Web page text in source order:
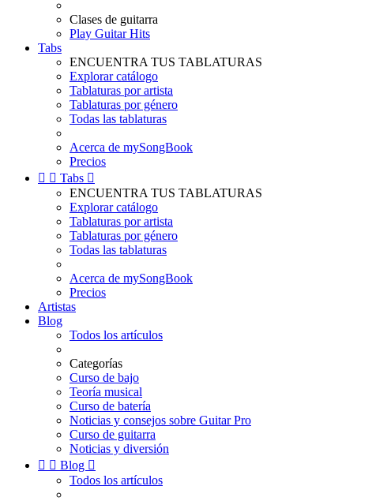
Clases de guitarra
Play Guitar Hits
Tabs
ENCUENTRA TUS TABLATURAS
Explorar catálogo
Tablaturas por artista
Tablaturas por género
Todas las tablaturas
Acerca de mySongBook
Precios
  Tabs 
ENCUENTRA TUS TABLATURAS
Explorar catálogo
Tablaturas por artista
Tablaturas por género
Todas las tablaturas
Acerca de mySongBook
Precios
Artistas
Blog
Todos los artículos
Categorías
Curso de bajo
Teoría musical
Curso de batería
Noticias y consejos sobre Guitar Pro
Curso de guitarra
Noticias y diversión
  Blog 
Todos los artículos